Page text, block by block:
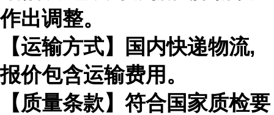
作出调整。
【运输方式】国内快递物流,
报价包含运输费用。
【质量条款】符合国家质检要